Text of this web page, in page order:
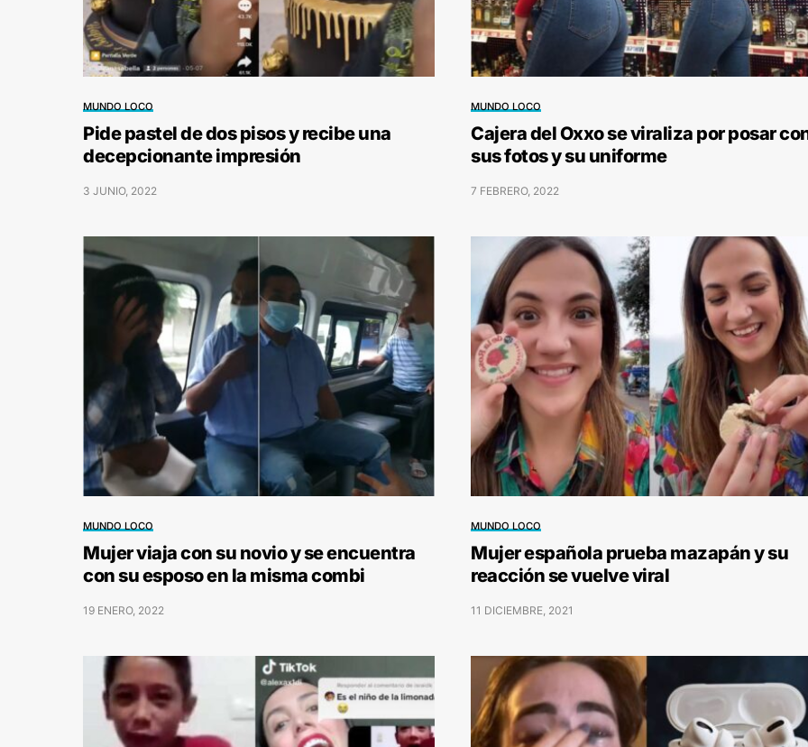
MUNDO LOCO
Pide pastel de dos pisos y recibe una
decepcionante impresión
3 JUNIO, 2022
MUNDO LOCO
Cajera del Oxxo se viraliza por posar
sus fotos y su uniforme
7 FEBRERO, 2022
MUNDO LOCO
Mujer viaja con su novio y se encuentra
con su esposo en la misma combi
19 ENERO, 2022
MUNDO LOCO
Mujer española prueba mazapán y su
reacción se vuelve viral
11 DICIEMBRE, 2021